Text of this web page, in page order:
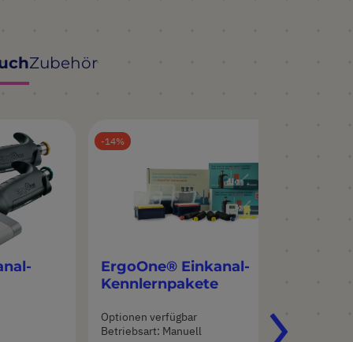
14
ErgoOne® Einkanal-
Kennlernpakete
Optionen verfügbar
Betriebsart: Manuell
Zubehör